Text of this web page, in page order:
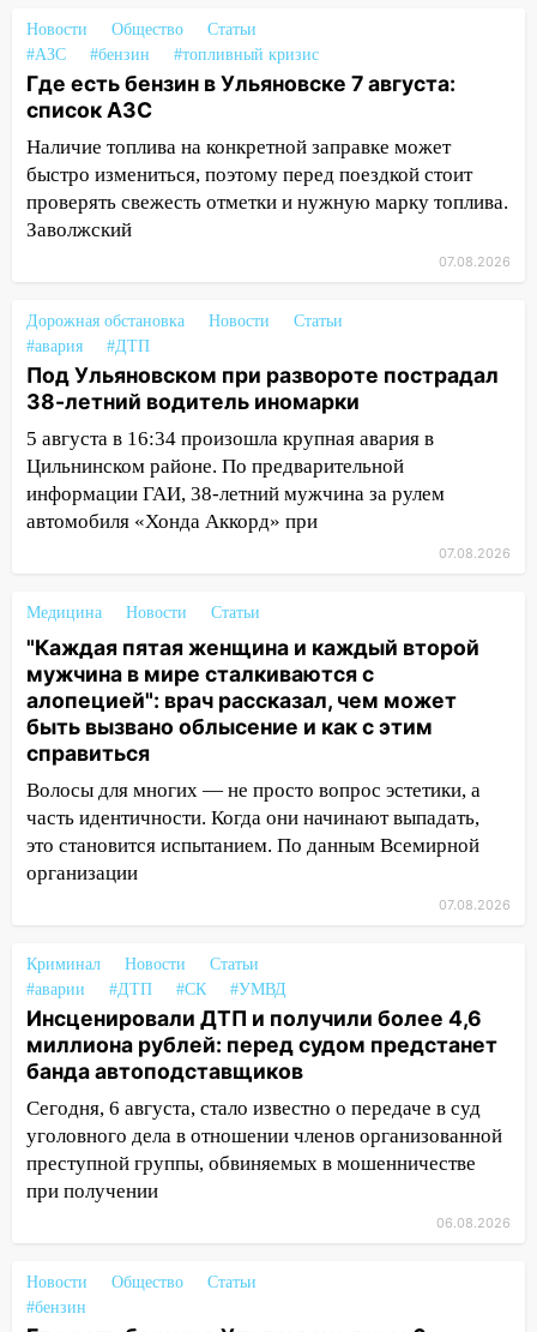
«Мураками»
14:04 Жару смоет ливнями: прогноз
погоды в Ульяновской области на
выходные 8-9 августа
13:30 В Ульяновске транспортные
полицейские проведут акцию «Час
пассажира»
подростка в сквере
13:01 В Димитровграде мужчина
выбросил из машины страйкбольную
гранату: его задержали
12:34 На Ульяновскую область
надвигается сильнейшая непогода: град
и шквал до 27 м/с
Ульяновец хотел купить иномарку
12:20
столкнулись «Лада» и Chevrolet:
пострадал 14-летний подросток
12:00 Где есть бензин в Ульяновске 7
августа: список АЗС
11:50 Заснул рядом с ребёнком и
случайно задушил его: суд вынес
приговор
11:38
В Госдуме предложили отменить
ЕГЭ с 2027 года
11:25 В Ульяновске ИИ будет выявлять
нарушителей на контейнерных
площадках
11:20 Ульяновская шахматистка
Валерия Клейменова выиграла два
доску декабристу Кондратию Рылееву
Новости Общество
Статьи
#АЗС
#бензин #топливный кризис
Где есть бензин в Ульяновске 7 августа:
список АЗС
Наличие топлива на конкретной заправке может
быстро измениться, поэтому перед поездкой стоит
проверять свежесть отметки и нужную марку топлива.
Заволжский
07.08.2026
Дорожная обстановка Новости
Статьи
#авария
#ДТП
Под Ульяновском при развороте пострадал
38-летний водитель иномарки
5 августа в 16:34 произошла крупная авария в
Цильнинском районе. По предварительной
информации ГАИ, 38-летний мужчина за рулем
автомобиля «Хонда Аккорд» при
07.08.2026
Медицина Новости Статьи
"Каждая пятая женщина и каждый второй
мужчина в мире сталкиваются с
алопецией": врач рассказал, чем может
быть вызвано облысение и как с этим
справиться
Волосы для многих — не просто вопрос эстетики, а
часть идентичности. Когда они начинают выпадать,
это становится испытанием. По данным Всемирной
организации
07.08.2026
Криминал Новости
Статьи
#аварии
#ДТП #СК #УМВД
Инсценировали ДТП и получили более 4,6
миллиона рублей: перед судом предстанет
банда автоподставщиков
Сегодня, 6 августа, стало известно о передаче в суд
уголовного дела в отношении членов организованной
преступной группы, обвиняемых в мошенничестве
при получении
06.08.2026
Новости Общество
Статьи
#бензин